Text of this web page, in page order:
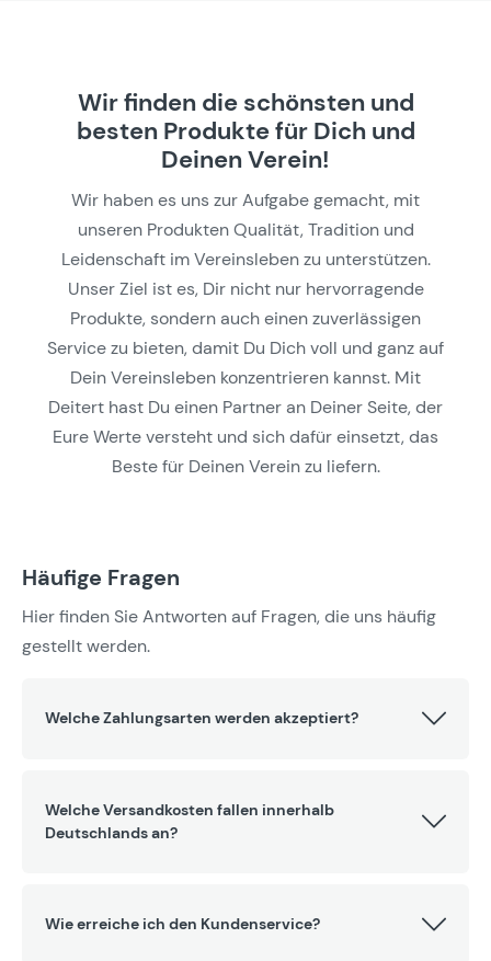
Wir finden die schönsten und
besten Produkte für Dich und
Deinen Verein!
Wir haben es uns zur Aufgabe gemacht, mit
unseren Produkten Qualität, Tradition und
Leidenschaft im Vereinsleben zu unterstützen.
Unser Ziel ist es, Dir nicht nur hervorragende
Produkte, sondern auch einen zuverlässigen
Service zu bieten, damit Du Dich voll und ganz auf
Dein Vereinsleben konzentrieren kannst. Mit
Deitert hast Du einen Partner an Deiner Seite, der
Eure Werte versteht und sich dafür einsetzt, das
Beste für Deinen Verein zu liefern.
Häufige Fragen
Hier finden Sie Antworten auf Fragen, die uns häufig
gestellt werden.
Welche Zahlungsarten werden akzeptiert?
Welche Versandkosten fallen innerhalb
Deutschlands an?
Wie erreiche ich den Kundenservice?